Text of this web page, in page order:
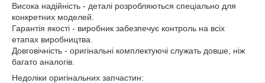
Висока надійність - деталі розробляються спеціально для
конкретних моделей.
Гарантія якості - виробник забезпечує контроль на всіх
етапах виробництва.
Довговічність - оригінальні комплектуючі служать довше, ніж
багато аналогів.
Недоліки оригінальних запчастин: